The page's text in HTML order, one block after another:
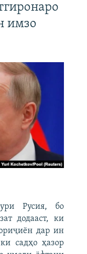
имзо
Русия, бо
додааст, ки
дар ин
садҳо ҳазор